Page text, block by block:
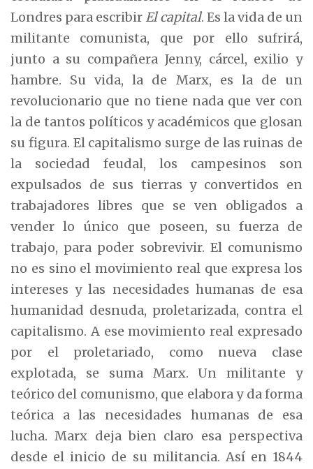
Londres para escribirEl capital. Es la vida de un
militante comunista, que por ello sufrirá,
junto a su compañera Jenny, cárcel, exilio y
hambre. Su vida, la de Marx, es la de un
revolucionario que no tiene nada que ver con
la de tantos políticos y académicos que glosan
su figura. El capitalismo surge de las ruinas de
la sociedad feudal, los campesinos son
expulsados de sus tierras y convertidos en
trabajadores libres que se ven obligados a
vender lo único que poseen, su fuerza de
trabajo, para poder sobrevivir. El comunismo
no es sino el movimiento real que expresa los
intereses y las necesidades humanas de esa
humanidad desnuda, proletarizada, contra el
capitalismo. A ese movimiento real expresado
por el proletariado, como nueva clase
explotada, se suma Marx. Un militante y
teórico del comunismo, que elabora y da forma
teórica a las necesidades humanas de esa
lucha. Marx deja bien claro esa perspectiva
desde el inicio de su militancia. Así en 1844